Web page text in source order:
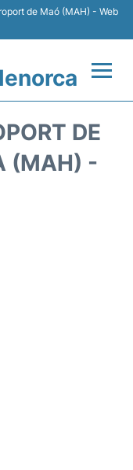
de Maó (MAH) - Web
DE
(MAH) -